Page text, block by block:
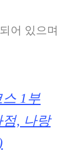
어 있으며
1부
, 나랑